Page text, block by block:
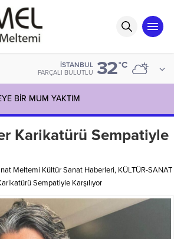
İSTANBUL
PARÇALI BULUTLU 32°C
BİR MUM YAKTIM
Karikatürü Sempatiyle
Meltemi Kültür Sanat Haberleri, KÜLTÜR-SANAT
Sempatiyle Karşılıyor